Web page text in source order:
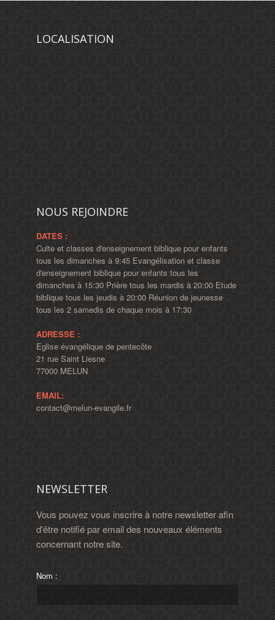
LOCALISATION
NOUS REJOINDRE
DATES :
Culte et classes d'enseignement biblique pour enfants
tous les dimanches à 9:45 Evangélisation et classe
d'enseignement biblique pour enfants tous les
dimanches à 15:30 Prière tous les mardis à 20:00 Etude
biblique tous les jeudis à 20:00 Réunion de jeunesse
tous les 2 samedis de chaque mois à 17:30
ADRESSE :
Eglise évangélique de pentecôte
21 rue Saint Liesne
77000 MELUN
EMAIL:
contact@melun-evangile.fr
NEWSLETTER
Vous pouvez vous inscrire à notre newsletter afin
d'être notifié par email des nouveaux éléments
concernant notre site.
Nom :